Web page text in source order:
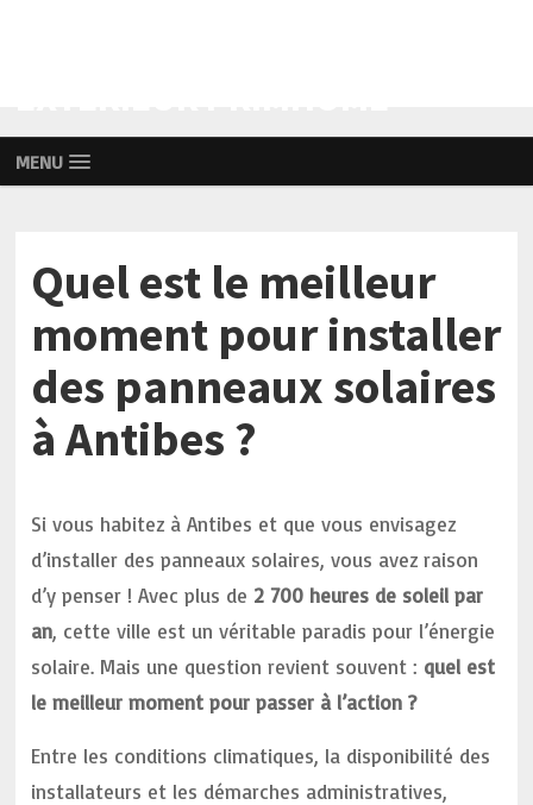
MENU
Quel est le meilleur
moment pour installer
des panneaux solaires
à Antibes ?
Si vous habitez à Antibes et que vous envisagez
d’installer des panneaux solaires, vous avez raison
d’y penser ! Avec plus de 2 700 heures de soleil par
an, cette ville est un véritable paradis pour l’énergie
solaire. Mais une question revient souvent : quel est
le meilleur moment pour passer à l’action ?
Entre les conditions climatiques, la disponibilité des
installateurs et les démarches administratives,